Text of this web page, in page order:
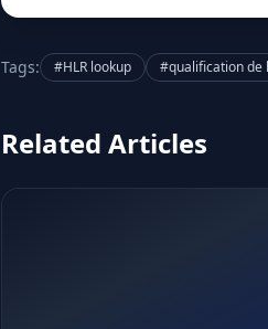
Tags: #HLR lookup #qualification de
Related Articles